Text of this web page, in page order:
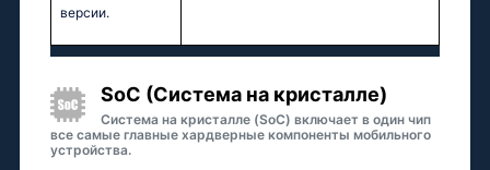
версии.
SoC (Система на кристалле)
Система на кристалле (SoC) включает в один чип
все самые главные хардверные компоненты мобильного
устройства.